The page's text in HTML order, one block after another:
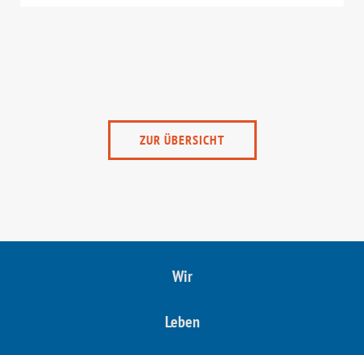
ZUR ÜBERSICHT
Wir
Leben